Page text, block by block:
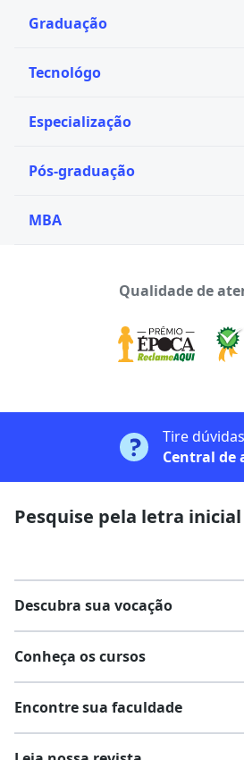
Graduação
Tecnológo
Especialização
Pós-graduação
MBA
Qualidade de
Tire
Central de
Pesquise pela letra inicial
Descubra sua vocação
Conheça os cursos
Encontre sua faculdade